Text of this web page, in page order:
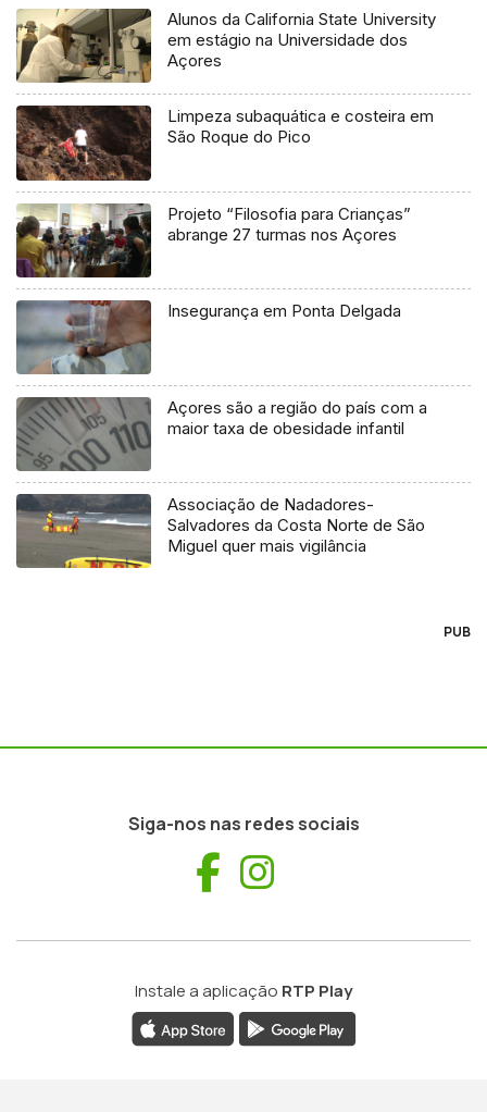
Alunos da California State University
em estágio na Universidade dos
Açores
Limpeza subaquática e costeira em
São Roque do Pico
Projeto “Filosofia para Crianças”
abrange 27 turmas nos Açores
Insegurança em Ponta Delgada
Açores são a região do país com a
maior taxa de obesidade infantil
Associação de Nadadores-
Salvadores da Costa Norte de São
Miguel quer mais vigilância
PUB
Siga-nos nas redes sociais
Facebook
Instale a aplicação RTP Play